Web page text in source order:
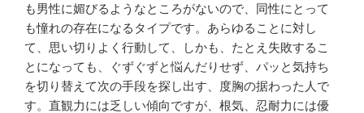
も男性に媚びるようなところがないので、同性にとって
も憧れの存在になるタイプです。あらゆることに対し
て、思い切りよく行動して、しかも、たとえ失敗するこ
とになっても、ぐずぐずと悩んだりせず、パッと気持ち
を切り替えて次の手段を探し出す、度胸の据わった人で
す。直観力には乏しい傾向ですが、根気、忍耐力には優